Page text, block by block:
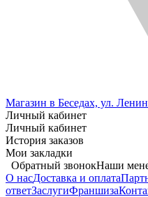
Магазин в Беседах, ул.
Личный кабинет
Личный кабинет
История заказов
Мои закладки
Обратный звонокНаши
О насДоставка и оплата
ответЗаслугиФраншиза